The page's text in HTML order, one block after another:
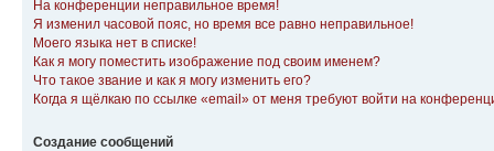
На конференции неправильное время!
Я изменил часовой пояс, но время все равно неправильное!
Моего языка нет в списке!
Как я могу поместить изображение под своим именем?
Что такое звание и как я могу изменить его?
Когда я щёлкаю по ссылке «email» от меня требуют войти на
Создание сообщений